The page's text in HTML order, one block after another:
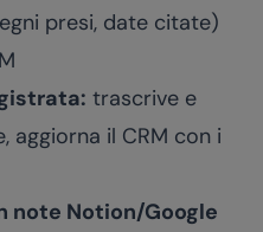
presi, date citate)
trascrive e
aggiorna il CRM con i
note Notion/Google